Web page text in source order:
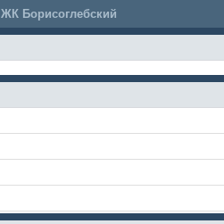
ЖК Борисоглебский